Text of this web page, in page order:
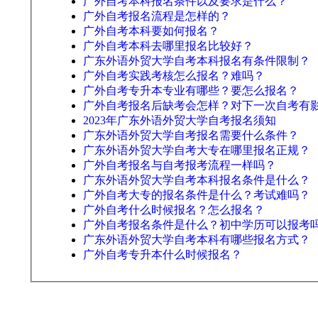
广外自考报名流程是怎样的？
广外自考本科要如何报名？
广外自考本科去哪里报名比较好？
广东外语外贸大学自考本科报名有条件限制？
广外自考实践考核怎么报名？难吗？
广外自考专升本专业有哪些？要怎么报名？
广外自考报名后缺考会怎样？对下一次自考有
2023年广东外语外贸大学自考报名须知
广东外语外贸大学自考报名需要什么条件？
广东外语外贸大学自考大专在哪里报名正规？
广外自考报名与自考报考流程一样吗？
广东外语外贸大学自考本科报名条件是什么？
广外自考大专的报名条件是什么？考试难吗？
广外自考什么时候报名？怎么报名？
广外自考报名条件是什么？初中学历可以报考
广东外语外贸大学自考本科有哪些报名方式？
广外自考专升本什么时候报名？